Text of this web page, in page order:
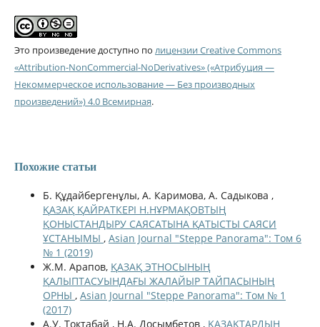
Это произведение доступно по лицензии Creative Commons
«Attribution-NonCommercial-NoDerivatives» («Атрибуция —
Некоммерческое использование — Без производных
произведений») 4.0 Всемирная.
Похожие статьи
Б. Құдайбергенұлы, А. Каримова, А. Садыкова ,
ҚАЗАҚ ҚАЙРАТКЕРІ Н.НҰРМАҚОВТЫҢ
ҚОНЫСТАНДЫРУ САЯСАТЫНА ҚАТЫСТЫ САЯСИ
ҰСТАНЫМЫ , Asian Journal "Steppe Panorama": Том 6
№ 1 (2019)
Ж.М. Арапов, ҚАЗАҚ ЭТНОСЫНЫҢ
ҚАЛЫПТАСУЫНДАҒЫ ЖАЛАЙЫР ТАЙПАСЫНЫҢ
ОРНЫ , Asian Journal "Steppe Panorama": Том № 1
(2017)
А.У. Токтабай , Н.А. Досымбетов , ҚАЗАҚТАРДЫҢ